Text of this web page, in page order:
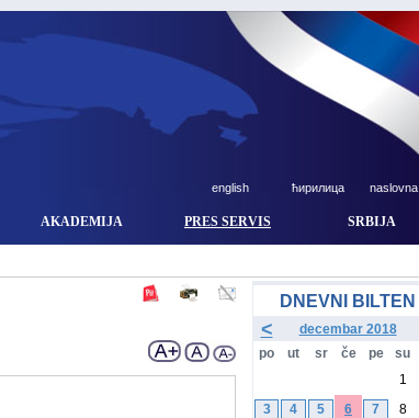
english ћирилица naslovna
AKADEMIJA PRES SERVIS SRBIJA
DNEVNI BILTEN
< decembar 2018
po ut sr če pe su
1
3
4 5 6 7 8